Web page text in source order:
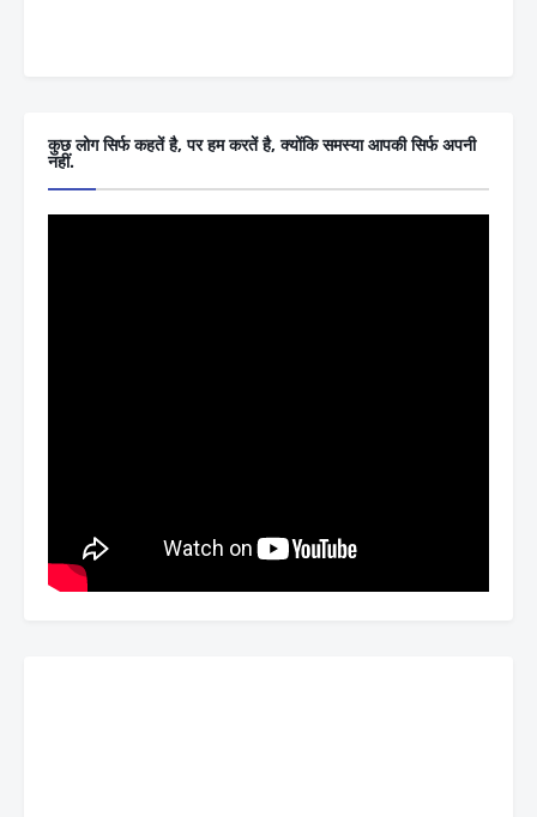
कुछ लोग सिर्फ कहतें है, पर हम करतें है, क्योंकि समस्या आपकी सिर्फ अपनी
नहीं.